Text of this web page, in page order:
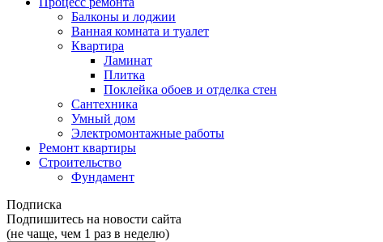
Балконы и лоджии
Ванная комната и туалет
Квартира
Ламинат
Плитка
Поклейка обоев и отделка стен
Сантехника
Умный дом
Электромонтажные работы
Ремонт квартиры
Строительство
Фундамент
Подписка
Подпишитесь на новости сайта
(не чаще, чем 1 раз в неделю)